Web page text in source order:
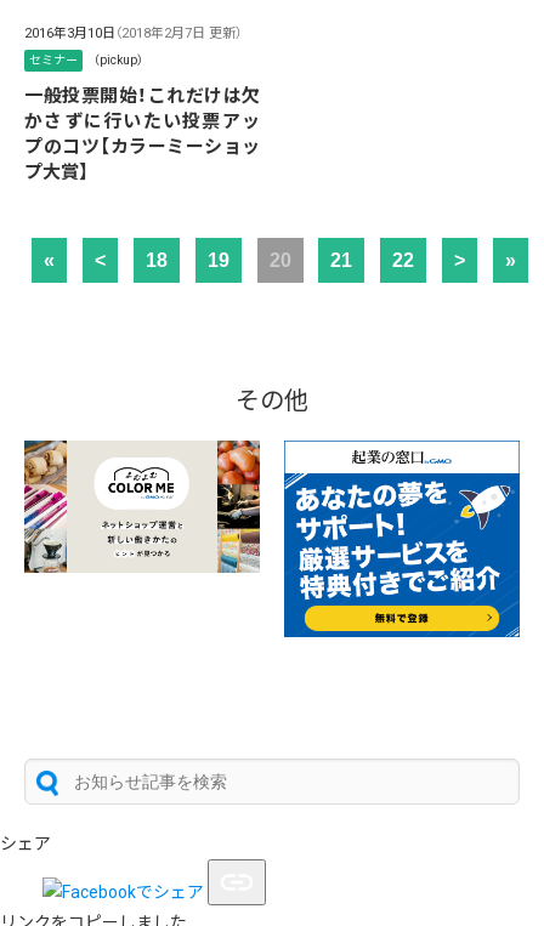
2016年3月10日 （2018年2月7日 更新）
セミナー （pickup）
一般投票開始！これだけは欠
かさずに行いたい投票アッ
プのコツ【カラーミーショッ
プ大賞】
« < 18 19 20 21 22 > »
その他
シェア